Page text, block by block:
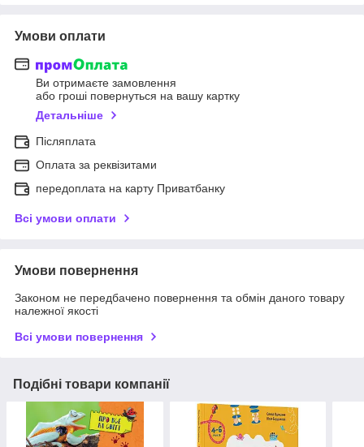
Умови оплати
Ви отримаєте замовлення
або гроші повернуться на вашу картку
Детальніше
Післяплата
Оплата за реквізитами
передоплата на карту Приватбанку
Всі умови оплати
Умови повернення
Законом не передбачено повернення та обмін даного товару
належної якості
Всі умови повернення
Подібні товари компанії